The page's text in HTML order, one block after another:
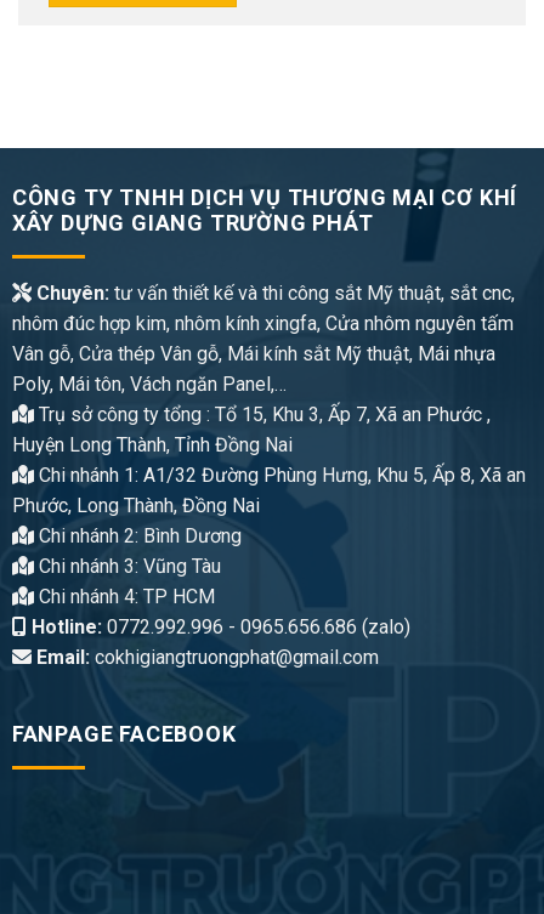
CÔNG TY TNHH DỊCH VỤ THƯƠNG MẠI CƠ KHÍ
XÂY DỰNG GIANG TRƯỜNG PHÁT
Chuyên:tư vấn thiết kế và thi công sắt Mỹ thuật, sắt cnc,
nhôm đúc hợp kim, nhôm kính xingfa, Cửa nhôm nguyên tấm
Vân gỗ, Cửa thép Vân gỗ, Mái kính sắt Mỹ thuật, Mái nhựa
Poly, Mái tôn, Vách ngăn Panel,…
Trụ sở công ty tổng : Tổ 15, Khu 3, Ấp 7, Xã an Phước ,
Huyện Long Thành, Tỉnh Đồng Nai
Chi nhánh 1: A1/32 Đường Phùng Hưng, Khu 5, Ấp 8, Xã an
Phước, Long Thành, Đồng Nai
Chi nhánh 2: Bình Dương
Chi nhánh 3: Vũng Tàu
Chi nhánh 4: TP HCM
Hotline:0772.992.996 - 0965.656.686 (zalo)
Email:cokhigiangtruongphat@gmail.com
FANPAGE FACEBOOK